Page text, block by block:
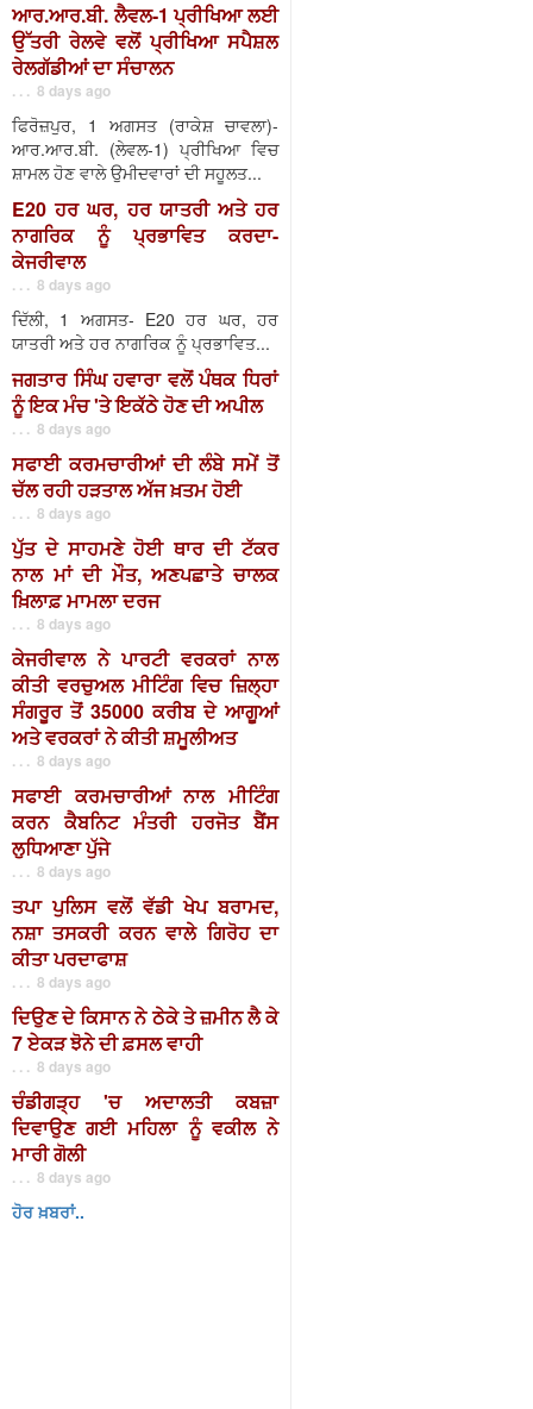
ਆਰ.ਆਰ.ਬੀ. ਲੈਵਲ-1 ਪ੍ਰੀਖਿਆ ਲਈ
ਉੱਤਰੀ ਰੇਲਵੇ ਵਲੋਂ ਪ੍ਰੀਖਿਆ ਸਪੈਸ਼ਲ
ਰੇਲਗੱਡੀਆਂ ਦਾ ਸੰਚਾਲਨ
. . . 8 days ago
ਫਿਰੋਜ਼ਪੁਰ, 1 ਅਗਸਤ (ਰਾਕੇਸ਼ ਚਾਵਲਾ)-
ਆਰ.ਆਰ.ਬੀ. (ਲੇਵਲ-1) ਪ੍ਰੀਖਿਆ ਵਿਚ
ਸ਼ਾਮਲ ਹੋਣ ਵਾਲੇ ਉਮੀਦਵਾਰਾਂ ਦੀ ਸਹੂਲਤ...
E20 ਹਰ ਘਰ, ਹਰ ਯਾਤਰੀ ਅਤੇ ਹਰ
ਨਾਗਰਿਕ ਨੂੰ ਪ੍ਰਭਾਵਿਤ ਕਰਦਾ-
ਕੇਜਰੀਵਾਲ
. . . 8 days ago
ਦਿੱਲੀ, 1 ਅਗਸਤ- E20 ਹਰ ਘਰ, ਹਰ
ਯਾਤਰੀ ਅਤੇ ਹਰ ਨਾਗਰਿਕ ਨੂੰ ਪ੍ਰਭਾਵਿਤ...
ਜਗਤਾਰ ਸਿੰਘ ਹਵਾਰਾ ਵਲੋਂ ਪੰਥਕ ਧਿਰਾਂ
ਨੂੰ ਇਕ ਮੰਚ 'ਤੇ ਇਕੱਠੇ ਹੋਣ ਦੀ ਅਪੀਲ
. . . 8 days ago
ਸਫਾਈ ਕਰਮਚਾਰੀਆਂ ਦੀ ਲੰਬੇ ਸਮੇਂ ਤੋਂ
ਚੱਲ ਰਹੀ ਹੜਤਾਲ ਅੱਜ ਖ਼ਤਮ ਹੋਈ
. . . 8 days ago
ਪੁੱਤ ਦੇ ਸਾਹਮਣੇ ਹੋਈ ਥਾਰ ਦੀ ਟੱਕਰ
ਨਾਲ ਮਾਂ ਦੀ ਮੌਤ, ਅਣਪਛਾਤੇ ਚਾਲਕ
ਖ਼ਿਲਾਫ਼ ਮਾਮਲਾ ਦਰਜ
. . . 8 days ago
ਕੇਜਰੀਵਾਲ ਨੇ ਪਾਰਟੀ ਵਰਕਰਾਂ ਨਾਲ
ਕੀਤੀ ਵਰਚੁਅਲ ਮੀਟਿੰਗ ਵਿਚ ਜ਼ਿਲ੍ਹਾ
ਸੰਗਰੂਰ ਤੋਂ 35000 ਕਰੀਬ ਦੇ ਆਗੂਆਂ
ਅਤੇ ਵਰਕਰਾਂ ਨੇ ਕੀਤੀ ਸ਼ਮੂਲੀਅਤ
. . . 8 days ago
ਸਫਾਈ ਕਰਮਚਾਰੀਆਂ ਨਾਲ ਮੀਟਿੰਗ
ਕਰਨ ਕੈਬਨਿਟ ਮੰਤਰੀ ਹਰਜੋਤ ਬੈਂਸ
ਲੁਧਿਆਣਾ ਪੁੱਜੇ
. . . 8 days ago
ਤਪਾ ਪੁਲਿਸ ਵਲੋਂ ਵੱਡੀ ਖੇਪ ਬਰਾਮਦ,
ਨਸ਼ਾ ਤਸਕਰੀ ਕਰਨ ਵਾਲੇ ਗਿਰੋਹ ਦਾ
ਕੀਤਾ ਪਰਦਾਫਾਸ਼
. . . 8 days ago
ਦਿਉਣ ਦੇ ਕਿਸਾਨ ਨੇ ਠੇਕੇ ਤੇ ਜ਼ਮੀਨ ਲੈ ਕੇ
7 ਏਕੜ ਝੋਨੇ ਦੀ ਫ਼ਸਲ ਵਾਹੀ
. . . 8 days ago
ਚੰਡੀਗੜ੍ਹ 'ਚ ਅਦਾਲਤੀ ਕਬਜ਼ਾ
ਦਿਵਾਉਣ ਗਈ ਮਹਿਲਾ ਨੂੰ ਵਕੀਲ ਨੇ
ਮਾਰੀ ਗੋਲੀ
. . . 8 days ago
ਹੋਰ ਖ਼ਬਰਾਂ..